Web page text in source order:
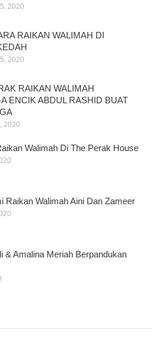
2020
RAIKAN WALIMAH DI
2020
RAIKAN WALIMAH
ENCIK ABDUL RASHID BUAT
2020
Walimah Di The Perak House
Raikan Walimah Aini Dan Zameer
& Amalina Meriah Berpandukan